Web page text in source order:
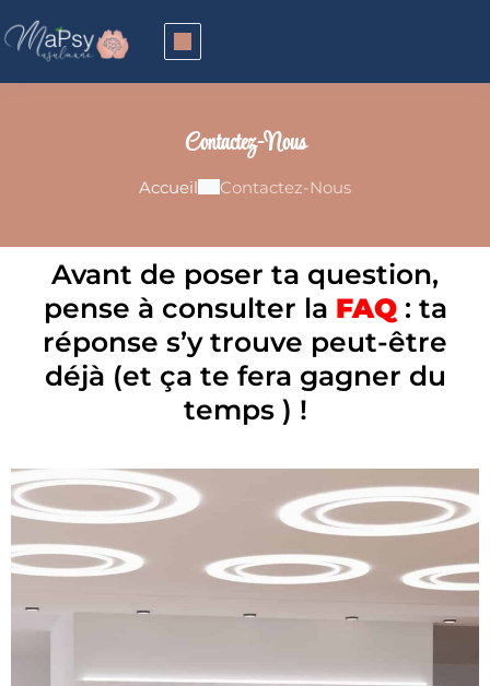
Contactez-Nous
Accueil Contactez-Nous
Avant de poser ta question,
pense à consulter la FAQ: ta
réponse s’y trouve peut-être
déjà (et ça te fera gagner du
temps ) !